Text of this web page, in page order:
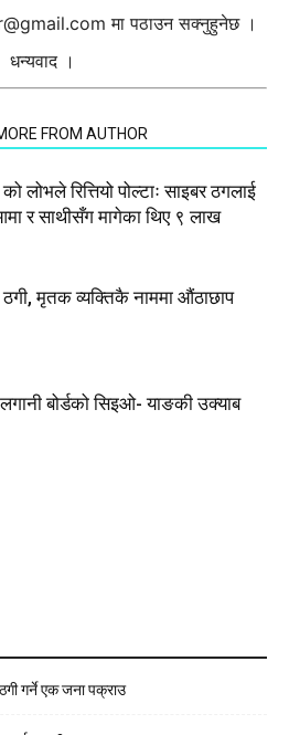
मा पठाउन सक्नुहुनेछ ।
धन्यवाद ।
FROM AUTHOR
लोभले रित्तियो पोल्टाः साइबर ठगलाई
र साथीसँग मागेका थिए ९ लाख
ठगी, मृतक व्यक्तिकै नाममा औंठाछाप
बोर्डको सिइओ- याङकी उक्याब
गर्ने एक जना पक्राउ